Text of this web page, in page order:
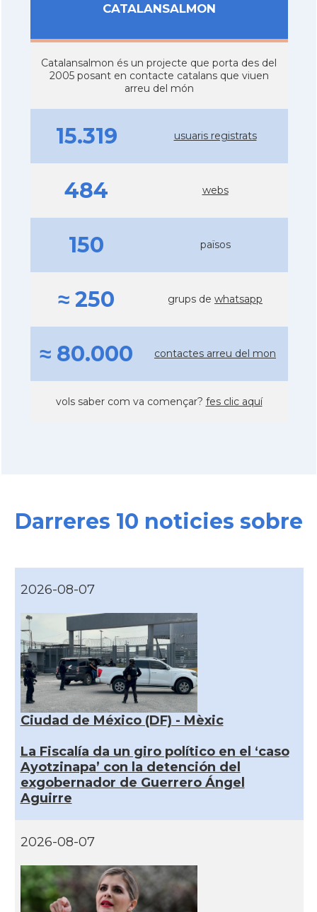
CATALANSALMON
Catalansalmon és un projecte que porta des del
2005 posant en contacte catalans que viuen
arreu del món
15.319 usuaris registrats
484 webs
150 països
≈ 250 grups de whatsapp
≈ 80.000 contactes arreu del mon
vols saber com va començar? fes clic aquí
Darreres 10 noticies sobre
2026-08-07
Ciudad de México (DF) - Mèxic
La Fiscalía da un giro político en el ‘caso
Ayotzinapa’ con la detención del
exgobernador de Guerrero Ángel
Aguirre
2026-08-07